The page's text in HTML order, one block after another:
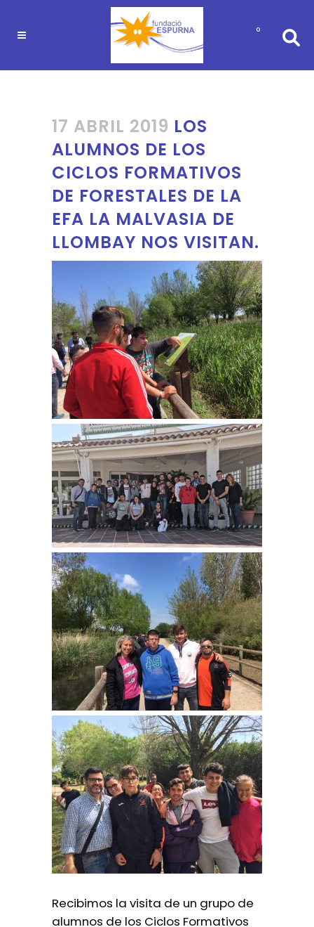
0
17 ABRIL 2019 LOS
ALUMNOS DE LOS
CICLOS FORMATIVOS
DE FORESTALES DE LA
EFA LA MALVASIA DE
LLOMBAY NOS VISITAN.
Recibimos la visita de un grupo de
alumnos de los Ciclos Formativos